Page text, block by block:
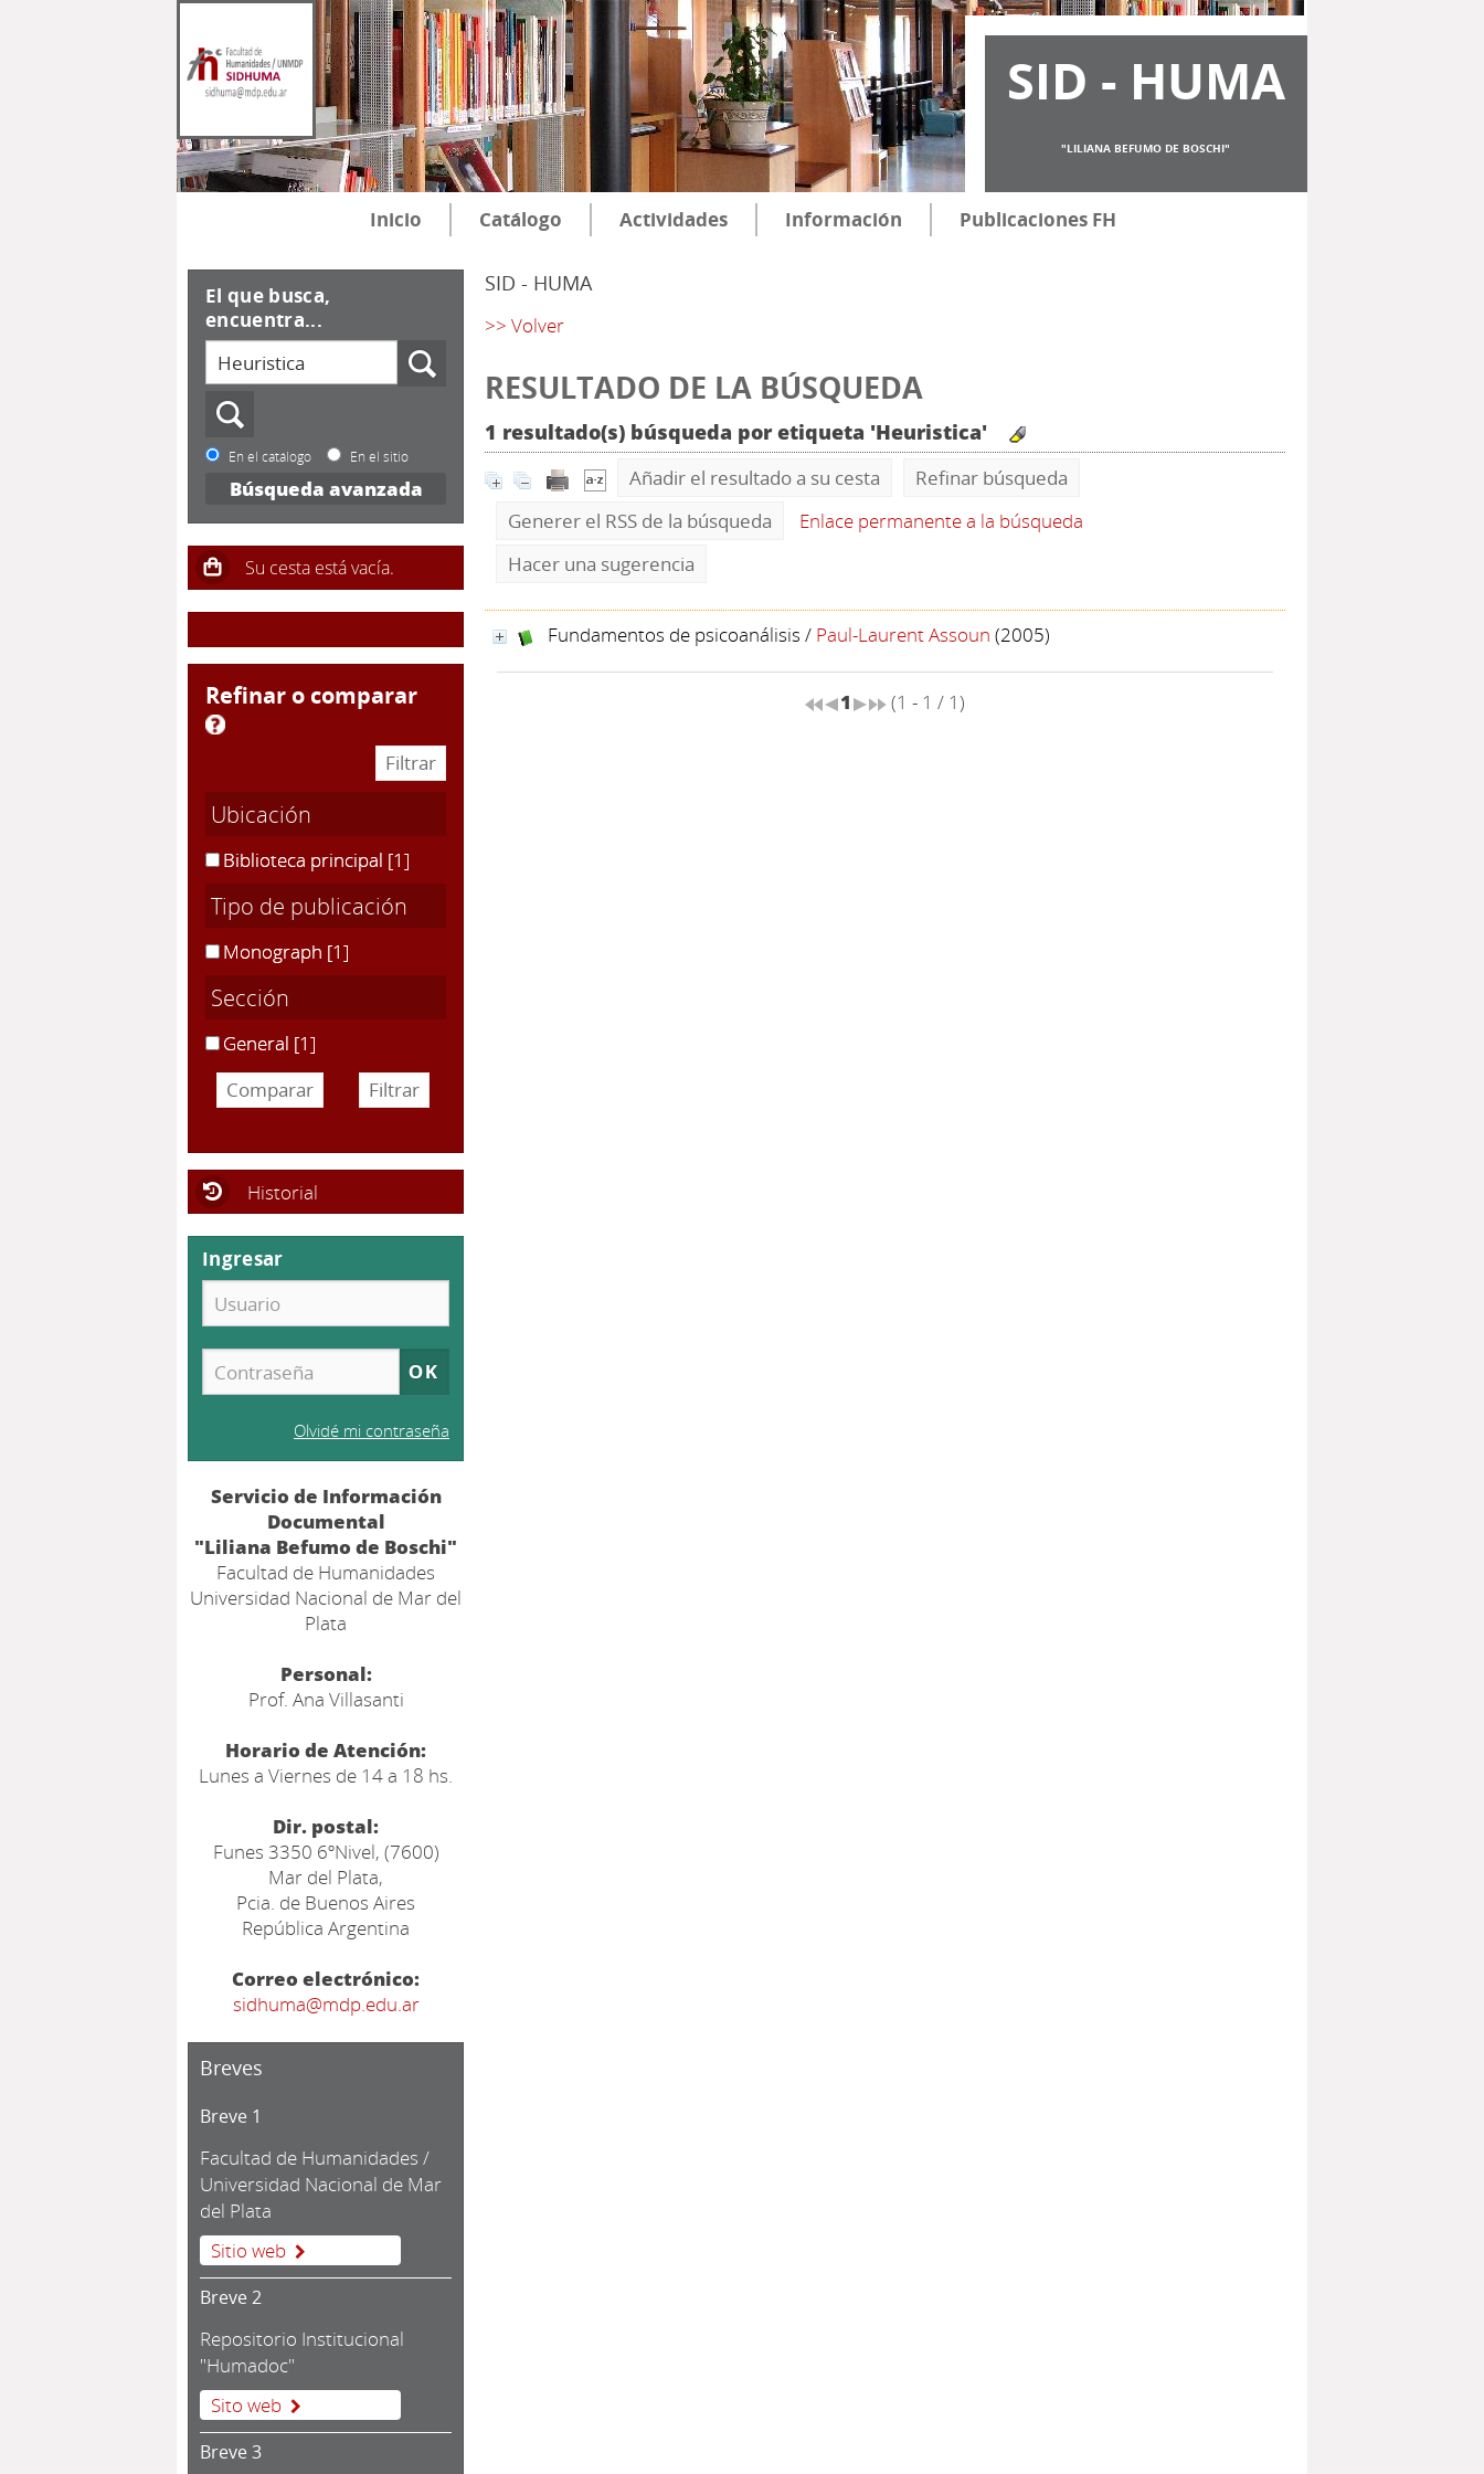
SID - HUMA
"LILIANA BEFUMO DE BOSCHI"
Inicio Catálogo Actividades Información Publicaciones FH
SID - HUMA
>> Volver
RESULTADO DE LA BÚSQUEDA
1 resultado(s) búsqueda por etiqueta 'Heuristica'
Añadir el resultado a su cesta
Refinar búsqueda
Generer el RSS de la búsqueda
Enlace permanente a la búsqueda
Hacer una sugerencia
Fundamentos de psicoanálisis / Paul-Laurent Assoun (2005)
1 (1 - 1 / 1)
El que busca,
encuentra...
En el catálogo En el sitio
Búsqueda avanzada
refinar o comparar
Ubicación
Biblioteca principal [1]
Tipo de publicación
Monograph [1]
Sección
General [1]
Historial
Ingresar
Olvidé mi contraseña
Servicio de Información
Documental
"Liliana Befumo de Boschi"
Facultad de Humanidades
Universidad Nacional de Mar del
Plata
Personal:
Prof. Ana Villasanti
Horario de Atención:
Lunes a Viernes de 14 a 18 hs.
Dir. postal:
Funes 3350 6ºNivel, (7600)
Mar del Plata,
Pcia. de Buenos Aires
República Argentina
Correo electrónico:
sidhuma@mdp.edu.ar
Breves
Breve 1
Facultad de Humanidades /
Universidad Nacional de Mar
del Plata
Sitio web
Breve 2
Repositorio Institucional
"Humadoc"
Sito web
Breve 3